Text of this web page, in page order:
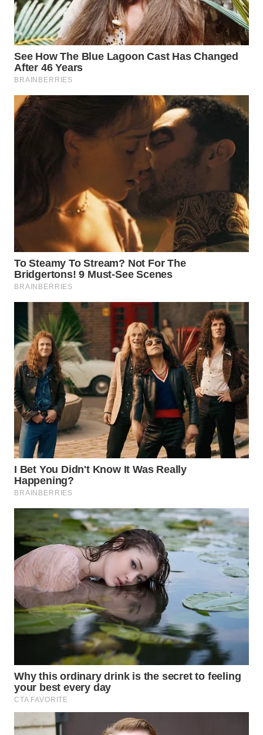
WN
TAPANULI
WN
TANJUNG
LESUNG
LABUHANBATU
WN
TAPANULI
TENGAH
WN DELI
SERDANG
WN
TEBING
TINGGI
WN
PAKPAK
WN
KARAWANG
WN
BEKASI
WN
BOGOR
WN
DEPOK
UTARA
WN